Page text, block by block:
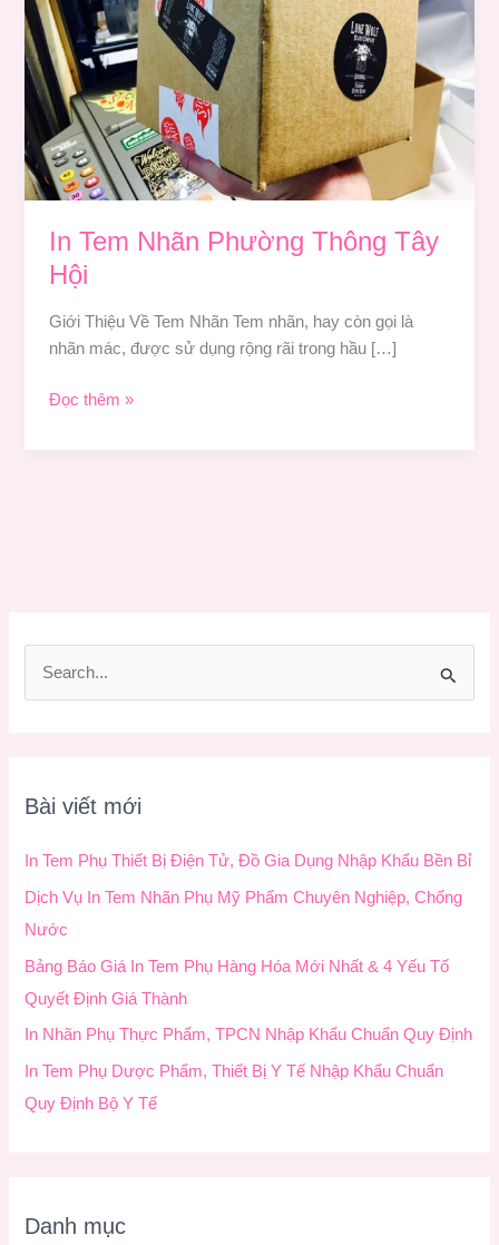
m
:
Bài viết mới
In Tem Phụ Thiết Bị Điện Tử, Đồ Gia Dụng Nhập Khẩu Bền Bỉ
Dịch Vụ In Tem Nhãn Phụ Mỹ Phẩm Chuyên Nghiệp, Chống
Nước
Bảng Báo Giá In Tem Phụ Hàng Hóa Mới Nhất & 4 Yếu Tố
Quyết Định Giá Thành
In Nhãn Phụ Thực Phẩm, TPCN Nhập Khẩu Chuẩn Quy Định
In Tem Phụ Dược Phẩm, Thiết Bị Y Tế Nhập Khẩu Chuẩn
Quy Định Bộ Y Tế
Danh mục
In Tem Nhãn Phường Thông Tây
Hội
Giới Thiệu Về Tem Nhãn Tem nhãn, hay còn gọi là
nhãn mác, được sử dụng rộng rãi trong hầu […]
Tây
Hội
Đọc thêm »